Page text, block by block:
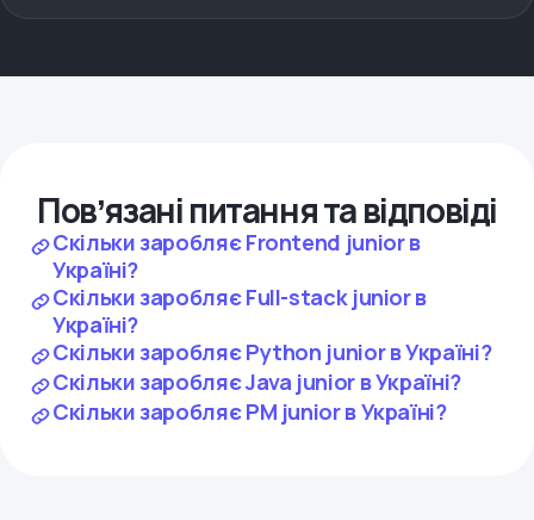
Повʼязані питання та відповіді
Скільки заробляє Frontend junior в
Україні?
Скільки заробляє Full-stack junior в
Україні?
Скільки заробляє Python junior в Україні?
Скільки заробляє Java junior в Україні?
Скільки заробляє PM junior в Україні?